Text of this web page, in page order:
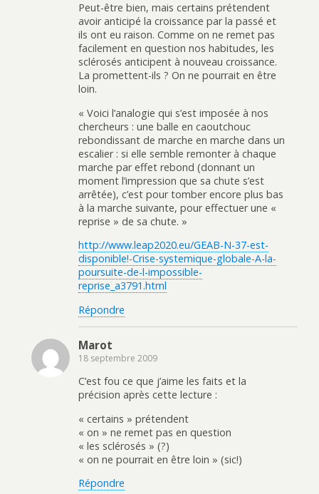
Peut-être bien, mais certains prétendent
avoir anticipé la croissance par la passé et
ils ont eu raison. Comme on ne remet pas
facilement en question nos habitudes, les
sclérosés anticipent à nouveau croissance.
La promettent-ils ? On ne pourrait en être
loin.
« Voici l’analogie qui s’est imposée à nos
chercheurs : une balle en caoutchouc
rebondissant de marche en marche dans un
escalier : si elle semble remonter à chaque
marche par effet rebond (donnant un
moment l’impression que sa chute s’est
arrêtée), c’est pour tomber encore plus bas
à la marche suivante, pour effectuer une «
reprise » de sa chute. »
http://www.leap2020.eu/GEAB-N-37-est-
disponible!-Crise-systemique-globale-A-la-
poursuite-de-l-impossible-
reprise_a3791.html
Répondre
Marot
18 septembre 2009
C’est fou ce que j’aime les faits et la
précision après cette lecture :
« certains » prétendent
« on » ne remet pas en question
« les sclérosés » (?)
« on ne pourrait en être loin » (sic!)
Répondre